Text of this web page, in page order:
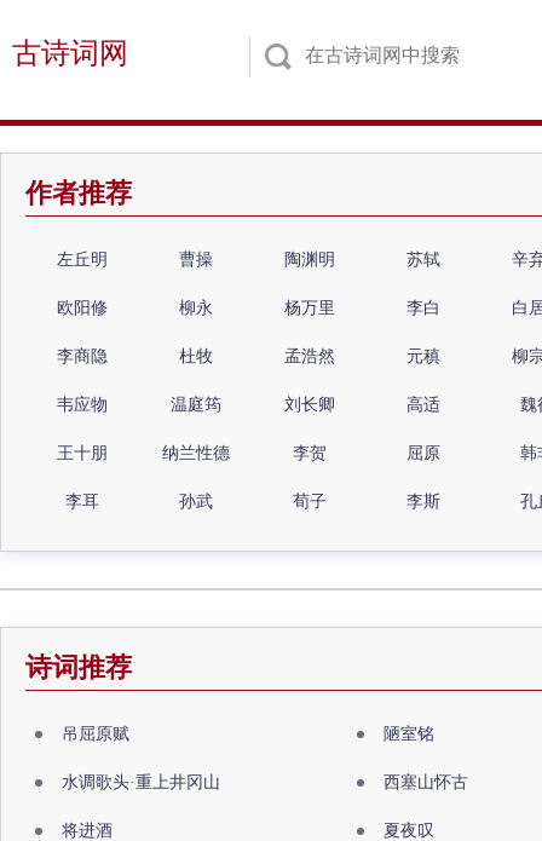
古诗词网
作者推荐
左丘明 曹操 陶渊明 苏轼 辛
欧阳修 柳永 杨万里 李白 白
李商隐 杜牧 孟浩然 元稹 柳
韦应物 温庭筠 刘长卿 高适 魏
王十朋 纳兰性德 李贺 屈原 韩
李耳 孙武 荀子 李斯 孔
诗词推荐
吊屈原赋 陋室铭
水调歌头·重上井冈山 西塞山怀古
将进酒 夏夜叹